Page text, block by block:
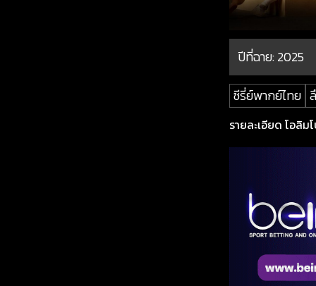
ปีที่ฉาย:2025
ซีรี่ย์พากย์ไทย
รายละเอียด โอลิม